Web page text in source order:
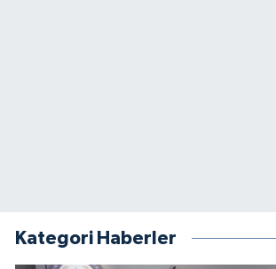
Kategori Haberler